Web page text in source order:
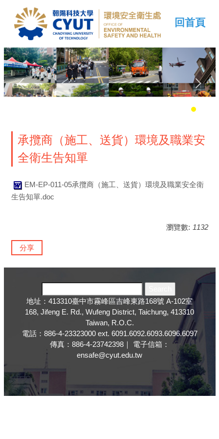
回首頁
承攬商（施工、送貨）環境及職業安
全衛生告知單
EM-EP-011-05承攬商（施工、送貨）環境及職業安全衛
生告知單.doc
瀏覽數: 1132
分享
地址：413310臺中市霧峰區吉峰東路168號 A-102室
168, Jifeng E. Rd., Wufeng District, Taichung, 413310
Taiwan, R.O.C.
電話：886-4-23323000 ext. 6091.6092.6093.6096.6097
傳真：886-4-23742398｜ 電子信箱：
ensafe@cyut.edu.tw